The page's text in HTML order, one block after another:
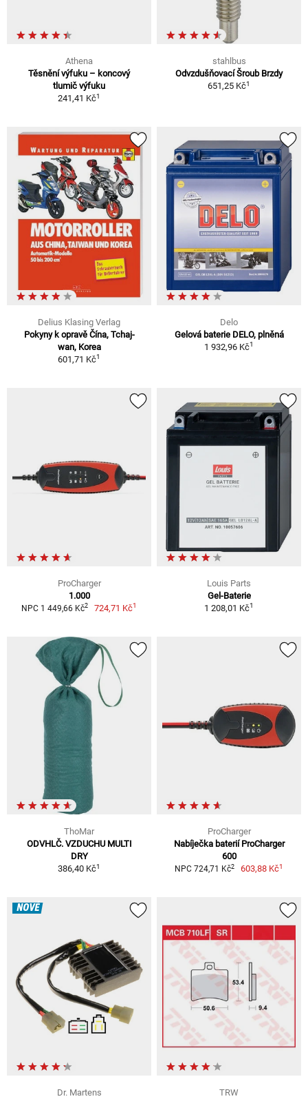
Athena
Těsnění výfuku – koncový
tlumič výfuku
241,41 Kč1
stahlbus
Odvzdušňovací Šroub Brzdy
651,25 Kč1
Delius Klasing Verlag
Pokyny k opravě Čína, Tchaj-
wan, Korea
601,71 Kč1
Delo
Gelová baterie DELO, plněná
1 932,96 Kč1
ProCharger
1.000
NPC 1 449,66 Kč2 724,71 Kč1
Louis Parts
Gel-Baterie
1 208,01 Kč1
ThoMar
ODVHLČ. VZDUCHU MULTI
DRY
386,40 Kč1
ProCharger
Nabíječka baterií ProCharger
600
NPC 724,71 Kč2 603,88 Kč1
NOVÉ
Dr. Martens
TRW